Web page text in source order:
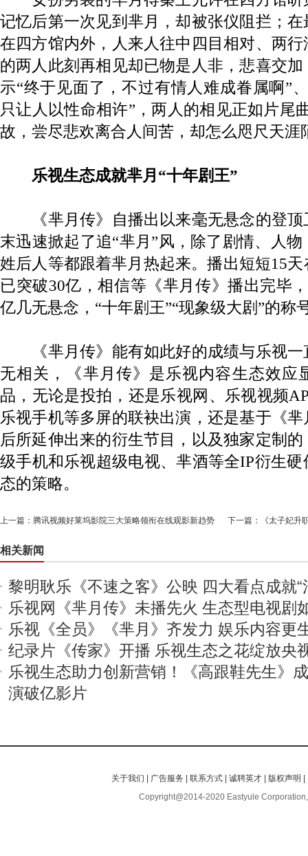
记忆后第一次见到芈月，却被张仪阻拦；
在四方馆内外，人来人往中四目相对、两
的两人此刻再相见却已物是人非，悲喜交
示“终于见面了，不过有情人难成眷属啊”
只让人以性命相许”，两人的相见正如片尾
故，尝尽悲欢离合人间苦，却怎么咫尺天涯
乐视生态成就芈月“十年剧王”
《芈月传》自播出以来毫无悬念的登顶
末迅速掀起了追“芈月”风，除了剧情、人
姓后人等都跟着芈月热起来。播出短短15
已突破30亿，相信等《芈月传》播出完毕
亿几无悬念，“十年剧王”“现象级大剧”的称
《芈月传》能有如此好的成绩与乐视一
无相关，《芈月传》是乐视内容生态效应
品，无论是投拍，还是乐视网、乐视视频
乐视手机等多屏的联袂出演，还是基于《
后所延伸出来的衍生节目，以及独家定制
级手机和乐视超级电视、芈酒等全IP衍生
态的策略。
上一篇： 腾讯视频好莱坞影院三大策略领衔在线观影新趋势 下一篇： 《太子妃升
相关新闻
黎明耿乐《不速之客》公映 四大看点成就“
乐视网《芈月传》未播先火 生态型电视剧
乐视《全员》《芈月》齐发力 娱乐内容更
纪录片《传家》开播 乐视生态之花绽放央
乐视生态助力创新营销！《高跟鞋先生》
演破亿影片
关于我们 | 广告服务 |联系方式 |诚聘英才 | 版权声明 |
Copyright@2014-2020 Eastyule